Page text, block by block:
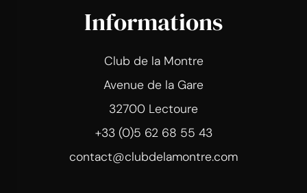
Informations
Club de la Montre
Avenue de la Gare
32700 Lectoure
+33 (0)5 62 68 55 43
contact@clubdelamontre.com